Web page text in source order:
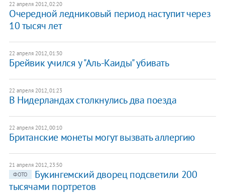
22 апреля 2012, 02:20
Очередной ледниковый период наступит через
10 тысяч лет
22 апреля 2012, 01:30
Брейвик учился у "Аль-Каиды" убивать
22 апреля 2012, 01:23
​В Нидерландах столкнулись два поезда
22 апреля 2012, 00:10
Британские монеты могут вызвать аллергию
21 апреля 2012, 23:50
ФОТО
Букингемский дворец подсветили 200
тысячами портретов